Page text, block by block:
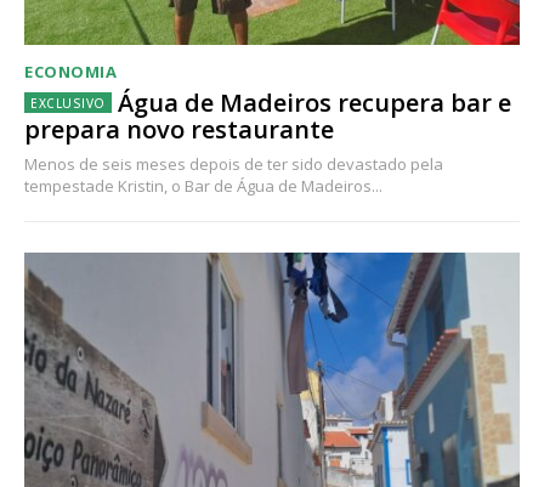
ECONOMIA
Água de Madeiros recupera bar e
prepara novo restaurante
Menos de seis meses depois de ter sido devastado pela
tempestade Kristin, o Bar de Água de Madeiros...